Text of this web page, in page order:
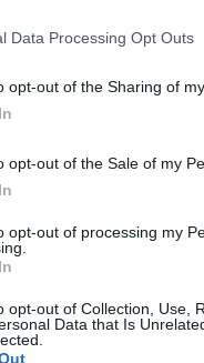
Data Processing Opt Outs
opt-out of the Sharing of
opt-out of the Sale of my
opt-out of processing my
opt-out of Collection, Use,
Data that Is
eredeti célt 15 perc
fejlesztői
be a Stormgate
StarCraft-stílusú RTS
de még egy picit
összejött a